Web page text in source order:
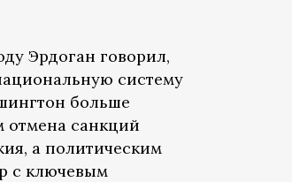
Эрдоган говорил,
систему
больше
отмена санкций
а политическим
с ключевым